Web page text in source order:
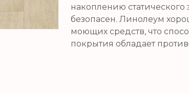
накоплению статического
безопасен. Линолеум
моющих средств, что
покрытия обладает